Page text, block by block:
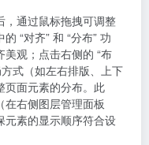
，通过鼠标拖拽可调整
“对齐” 和 “分布” 功
观；点击右侧的 “布
式（如左右排版、上下
页面元素的分布。此
右侧图层管理面板
元素的显示顺序符合设